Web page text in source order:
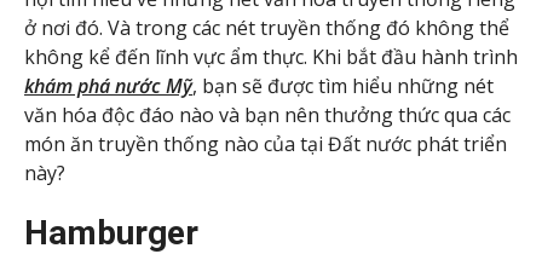
ở nơi đó. Và trong các nét truyền thống đó không thể
không kể đến lĩnh vực ẩm thực. Khi bắt đầu hành trình
khám phá nước Mỹ, bạn sẽ được tìm hiểu những nét
văn hóa độc đáo nào và bạn nên thưởng thức qua các
món ăn truyền thống nào của tại Đất nước phát triển
này?
Hamburger